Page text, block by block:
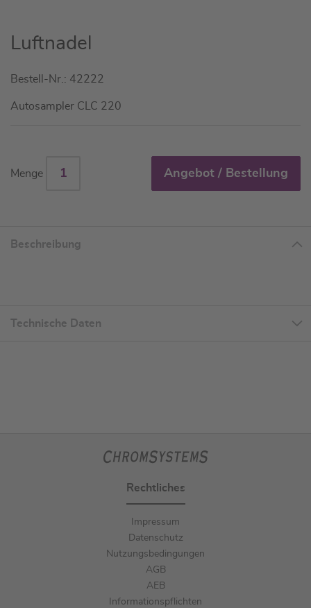
Zum
Anfang
Bildgalerie
springen
Luftnadel
Bestell-Nr.: 42222
Autosampler CLC 220
Menge Angebot / Bestellung
Beschreibung
Technische Daten
Rechtliches
Impressum
Datenschutz
Nutzungsbedingungen
AGB
AEB
Informationspflichten